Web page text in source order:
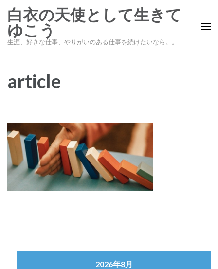
ン
プ
(Enter
す)
白衣の天使として生きて
ゆこう
生涯、好きな仕事、やりがいのある仕事を続けたいなら。。
article
2026年8月